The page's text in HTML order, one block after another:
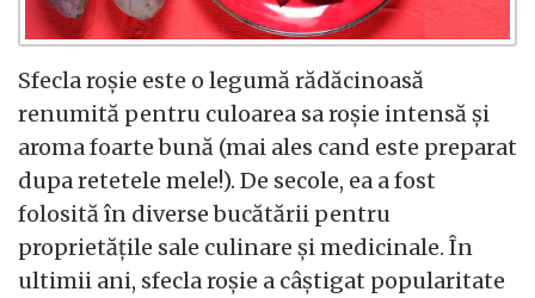
Sfecla roșie este o legumă rădăcinoasă
renumită pentru culoarea sa roșie intensă și
aroma foarte bună (mai ales cand este preparat
dupa retetele mele!). De secole, ea a fost
folosită în diverse bucătării pentru
proprietățile sale culinare și medicinale. În
ultimii ani, sfecla roșie a câștigat popularitate